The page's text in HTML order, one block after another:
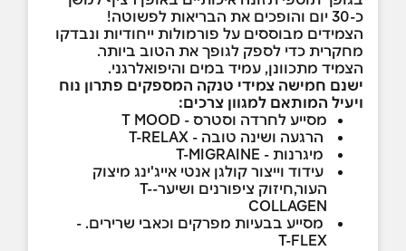
כ-30 יום והופכים את הבריאות לפשוטה!
הצמידים מבוססים על פורמולות ייחודיות ונבדקו
מחקרית כדי לספק לגופך את הטוב ביותר.
הצמיד מתכוונן, עמיד במים והיפואלרגני.
ישנם חמישה צמידי טנקה המספקים פתרון נוח
ויעיל המותאם למגוון צרכים:
מסייע לחרדה וסטרס - T MOOD
הרגעה ושינה טובה - T-RELAX
מיגרנות - T-MIGRAINE
עידוד וייצור קולגן אנטי אייג'ינג מיצוק
העור,חיזוק ציפורנים ושיער-T-
COLLAGEN
מסייע בבעיות מפרקים וכאבי שרירים. -
T-FLEX